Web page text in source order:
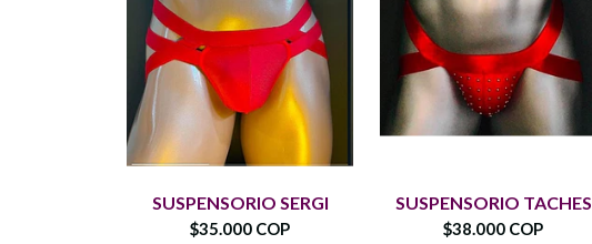
SUSPENSORIO SERGI
$35.000 COP
SUSPENSORIO TACHES
$38.000 COP